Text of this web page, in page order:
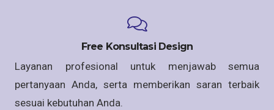
Free Konsultasi Design
Layanan profesional untuk menjawab semua
pertanyaan Anda, serta memberikan saran terbaik
sesuai kebutuhan Anda.